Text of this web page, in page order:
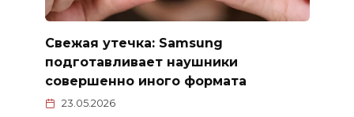
Свежая утечка: Samsung
подготавливает наушники
совершенно иного формата
23.05.2026